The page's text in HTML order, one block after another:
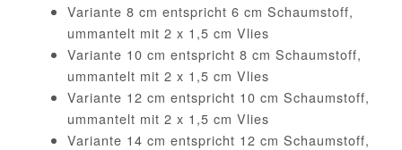
Variante 8 cm entspricht 6 cm Schaumstoff,
ummantelt mit 2 x 1,5 cm Vlies
Variante 10 cm entspricht 8 cm Schaumstoff,
ummantelt mit 2 x 1,5 cm Vlies
Variante 12 cm entspricht 10 cm Schaumstoff,
ummantelt mit 2 x 1,5 cm Vlies
Variante 14 cm entspricht 12 cm Schaumstoff,